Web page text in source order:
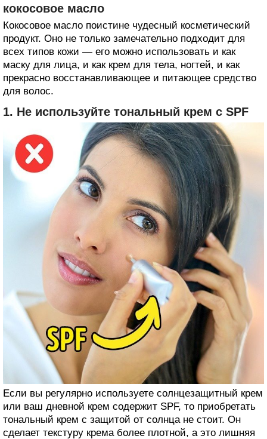
кокосовое масло
Кокосовое масло поистине чудесный косметический
продукт. Оно не только замечательно подходит для
всех типов кожи — его можно использовать и как
маску для лица, и как крем для тела, ногтей, и как
прекрасно восстанавливающее и питающее средство
для волос.
1. Не используйте тональный крем с SPF
Если вы регулярно используете солнцезащитный крем
или ваш дневной крем содержит SPF, то приобретать
тональный крем с защитой от солнца не стоит. Он
сделает текстуру крема более плотной, а это лишняя